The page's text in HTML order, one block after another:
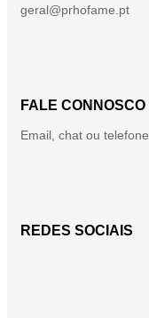
geral@prhofame.pt
FALE CONNOSCO
Email, chat ou telefone
REDES SOCIAIS